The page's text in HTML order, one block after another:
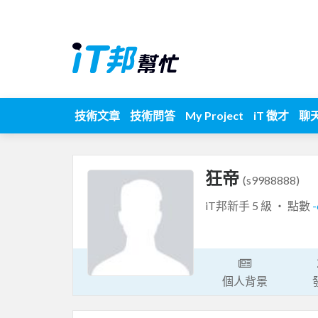
技術文章 技術問答 My Project iT 徵才 聊
狂帝 (s9988888)
iT邦新手 5 級 ‧ 點數
個人背景